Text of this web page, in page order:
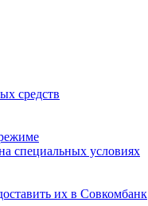
средств
специальных условиях
их в Совкомбанк